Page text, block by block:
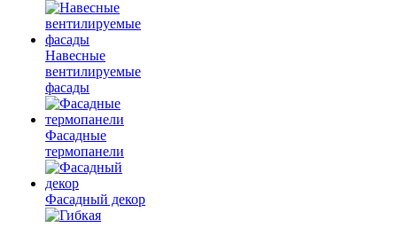
Навесные
вентилируемые
фасады
Фасадные
термопанели
Фасадный декор